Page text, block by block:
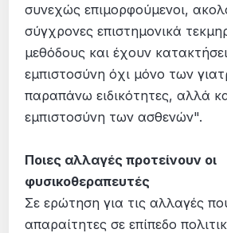
συνεχώς επιμορφούμενοι,
σύγχρονες επιστημονικά
μεθόδους και έχουν
εμπιστοσύνη όχι μόνο των
παραπάνω ειδικότητες, αλλά
εμπιστοσύνη των ασθενών".
Ποιες αλλαγές προτείνουν οι
φυσικοθεραπευτές
Σε ερώτηση για τις αλλαγές
απαραίτητες σε επίπεδο